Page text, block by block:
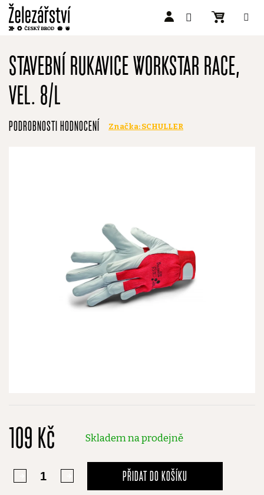
obsah
STAVEBNÍ RUKAVICE WORKSTAR RACE,
VEL. 8/L
Průměrné
hodnocení
PODROBNOSTI HODNOCENÍ Značka: SCHULLER
109 Kč Skladem na prodejně
PŘIDAT DO KOŠÍKU